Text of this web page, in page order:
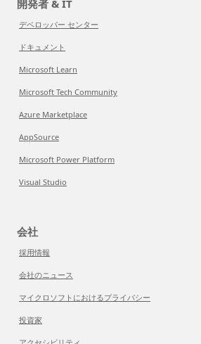
開発者 & IT
デベロッパー センター
ドキュメント
Microsoft Learn
Microsoft Tech Community
Azure Marketplace
AppSource
Microsoft Power Platform
Visual Studio
会社
採用情報
会社のニュース
マイクロソフトにおけるプライバシー
投資家